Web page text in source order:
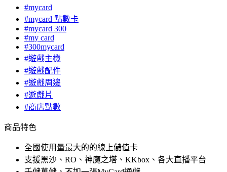
#mycard
#mycard 點數卡
#mycard 300
#my card
#300mycard
#遊戲主機
#遊戲配件
#遊戲周邊
#遊戲片
#商店點數
商品特色
全國使用量最大的的線上儲值卡
支援黑沙、RO、神魔之塔、KKbox、各大直播平台